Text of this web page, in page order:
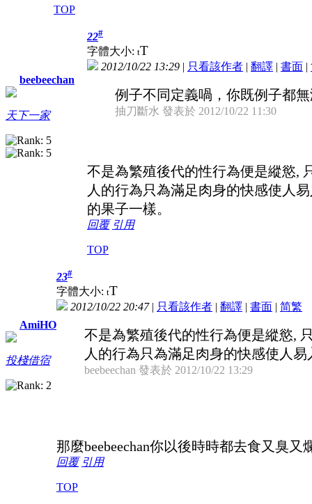
TOP
beebeechan
天下一家
22#
字體大小: tT
2012/10/22 13:29 | 只看該作者 | 翻譯 | 書面 |
例子不同定義喎，你既例子都
抽刀斷水 發表於 2012/10/22 11:30
不是為繁殖後代的性行為便是縱慾,
人的行為只為滿足肉身的快感使人
的果子一樣。
回覆 引用
TOP
AmiHO
投棧借宿
23#
字體大小: tT
2012/10/22 20:47| 只看該作者 | 翻譯 | 書面 | 简繁
不是為繁殖後代的性行為便是縱慾,
人的行為只為滿足肉身的快感使人易
beebeechan 發表於 2012/10/22 13:29
那麼beebeechan你以後時時都去食又臭
回覆 引用
TOP